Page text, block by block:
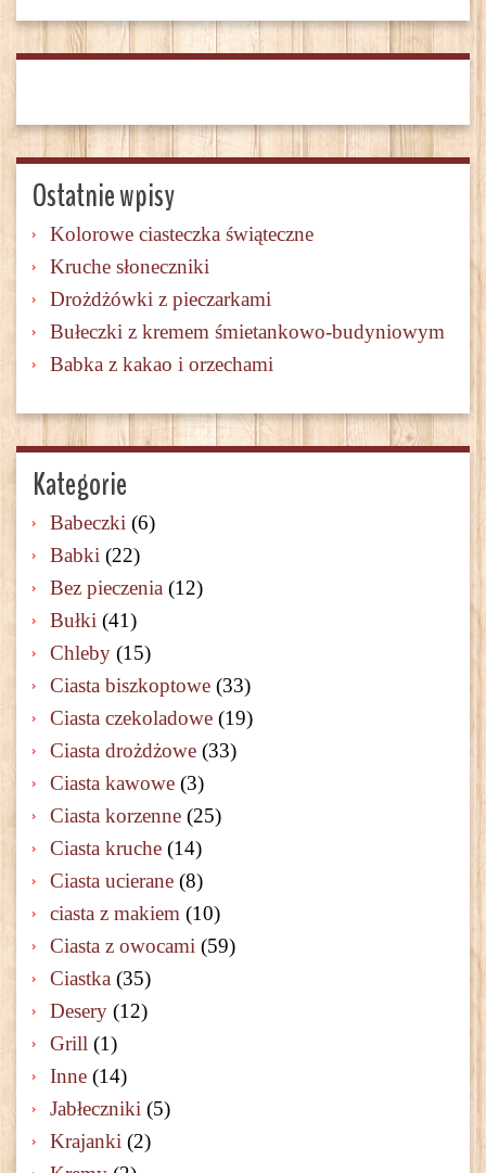
Ostatnie wpisy
Kolorowe ciasteczka świąteczne
Kruche słoneczniki
Drożdżówki z pieczarkami
Bułeczki z kremem śmietankowo-budyniowym
Babka z kakao i orzechami
Kategorie
Babeczki (6)
Babki (22)
Bez pieczenia (12)
Bułki (41)
Chleby (15)
Ciasta biszkoptowe (33)
Ciasta czekoladowe (19)
Ciasta drożdżowe (33)
Ciasta kawowe (3)
Ciasta korzenne (25)
Ciasta kruche (14)
Ciasta ucierane (8)
ciasta z makiem (10)
Ciasta z owocami (59)
Ciastka (35)
Desery (12)
Grill (1)
Inne (14)
Jabłeczniki (5)
Krajanki (2)